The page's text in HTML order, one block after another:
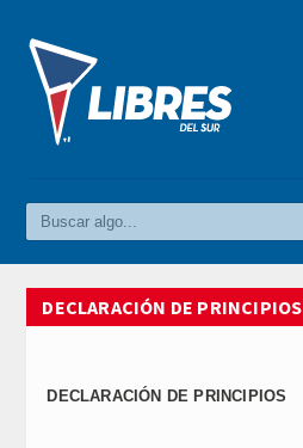
DECLARACIÓN DE PRINCIPIOS
DECLARACIÓN DE PRINCIPIOS